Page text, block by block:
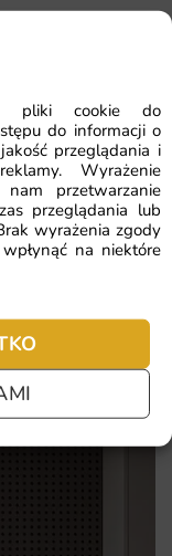
pliki cookie do
do informacji o
przeglądania i
Wyrażenie
przetwarzanie
przeglądania lub
wyrażenia zgody
na niektóre
co pozwala na
dołączonym
proces aplikacji
z pewnością
gości.
i nadaje
trwałość
bez
zarówno do
Ale jeżeli
zadawane pytania.